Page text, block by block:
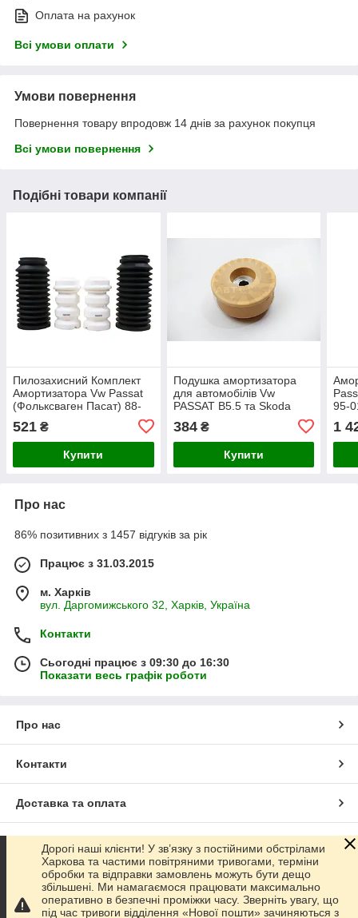
Оплата на рахунок
Всі умови оплати
Умови повернення
Повернення товару впродовж 14 днів за рахунок покупця
Всі умови повернення
Подібні товари компанії
Пилозахисний Комплект
Амортизатора Vw Passat
(Фольксваген Пасат) 88-
521 ₴
Купити
Подушка амортизатора
для автомобілів Vw
PASSAT B5.5 та Skoda
384₴
Купити
95-
1
Про нас
86% позитивних з 1457 відгуків за рік
Працює з 31.03.2015
м. Харків
вул. Даргомижського 32, Харків, Україна
Контакти
Сьогодні працює з 09:30 до 16:30
Показати весь графік роботи
Про нас
Контакти
Доставка та оплата
Графік роботи
Повна версія сайту
Дорогі наші клієнти! У зв’язку з постійними обстрілами
Харкова та частими повітряними тривогами, терміни
обробки та відправки замовлень можуть бути дещо
збільшені. Ми намагаємося працювати максимально
оперативно в безпечні проміжки часу. Зверніть увагу, що
під час тривоги відділення «Нової пошти» зачиняються з